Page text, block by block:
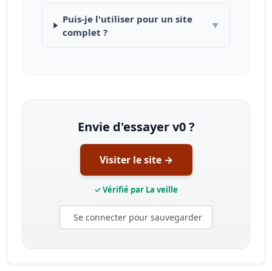
Puis-je l'utiliser pour un site
complet ?
▼
Envie d'essayer v0 ?
Visiter le site →
✓ Vérifié par La veille
Se connecter pour sauvegarder